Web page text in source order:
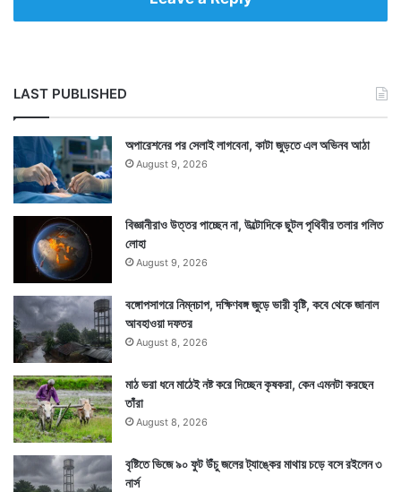
LAST PUBLISHED
অপারেশনের পর সেলাই লাগবেনা, কাটা জুড়তে এল অভিনব আঠা
August 9, 2026
বিজ্ঞানীরাও উত্তর পাচ্ছেন না, উল্টোদিকে ছুটল পৃথিবীর তলার গলিত
লোহা
August 9, 2026
বঙ্গোপসাগরে নিম্নচাপ, দক্ষিণবঙ্গ জুড়ে ভারী বৃষ্টি, কবে থেকে জানাল
আবহাওয়া দফতর
August 8, 2026
মাঠ ভরা ধনে মাঠেই নষ্ট করে দিচ্ছেন কৃষকরা, কেন এমনটা করছেন
তাঁরা
August 8, 2026
বৃষ্টিতে ভিজে ৯০ ফুট উঁচু জলের ট্যাঙ্কের মাথায় চড়ে বসে রইলেন ৩
নার্স